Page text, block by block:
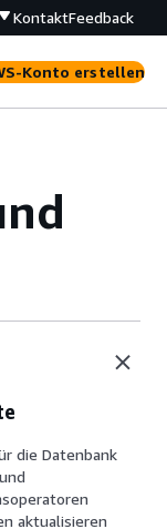
KontaktFeedback
Konto erstellen
die Datenbank
aktualisieren